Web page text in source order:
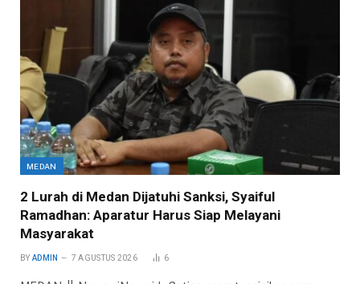
MEDAN
2 Lurah di Medan Dijatuhi Sanksi, Syaiful
Ramadhan: Aparatur Harus Siap Melayani
Masyarakat
BY ADMIN 7 AGUSTUS 2026 6